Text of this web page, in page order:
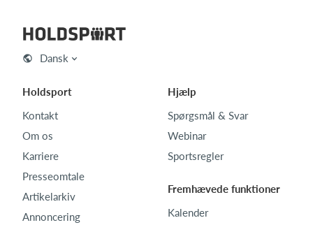
Dansk
Holdsport
Kontakt
Om os
Karriere
Presseomtale
Artikelarkiv
Annoncering
Hjælp
Spørgsmål & Svar
Webinar
Sportsregler
Fremhævede funktioner
Kalender